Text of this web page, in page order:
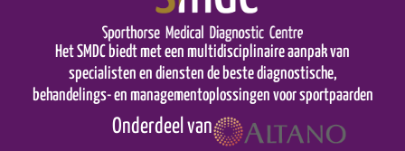
Het SMDC biedt met een multidisciplinaire aanpak van
specialisten en diensten de beste diagnostische,
behandelings- en managementoplossingen voor sportpaarden
Onderdeel van